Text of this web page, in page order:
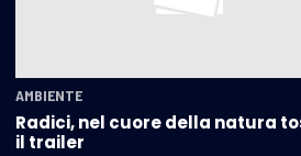
AMBIENTE
Radici, nel cuore della natura
il trailer